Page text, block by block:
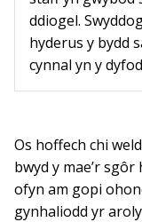
ddiogel.
hyderus y bydd
cynnal yn y
Os hoffech chi
bwyd y mae’r
ofyn am gopi
gynhaliodd yr